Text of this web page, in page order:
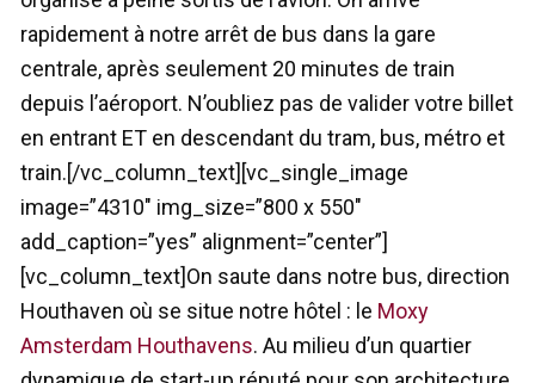
rapidement à notre arrêt de bus dans la gare
centrale, après seulement 20 minutes de train
depuis l’aéroport. N’oubliez pas de valider votre billet
en entrant ET en descendant du tram, bus, métro et
train.[/vc_column_text][vc_single_image
image=”4310″ img_size=”800 x 550″
add_caption=”yes” alignment=”center”]
[vc_column_text]On saute dans notre bus, direction
Houthaven où se situe notre hôtel : le Moxy
Amsterdam Houthavens. Au milieu d’un quartier